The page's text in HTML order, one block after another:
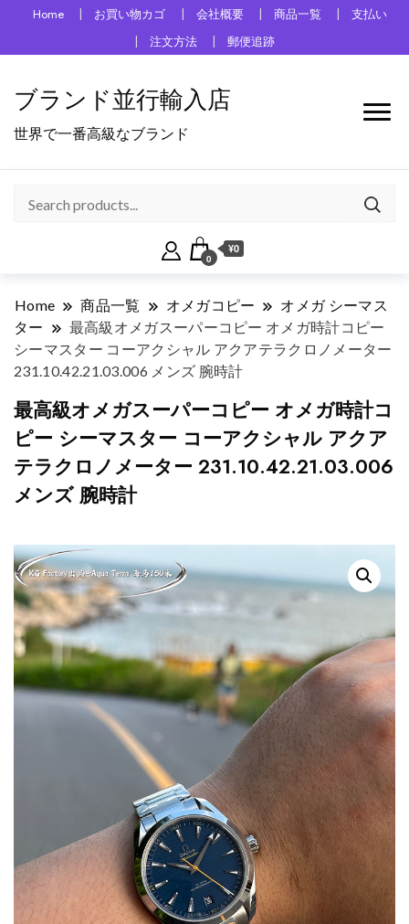
Home お買い物カゴ 会社概要 商品一覧
支払い
注文方法
郵便追跡
ブランド並行輸入店
世界で一番高級なブランド
0
¥0
Home 商品一覧 オメガコピー
オメガ シーマス
ター
最高級オメガスーパーコピー オメガ時計コピー
シーマスター コーアクシャル アクアテラクロノメーター
231.10.42.21.03.006 メンズ 腕時計
最高級オメガスーパーコピー オメガ時計コ
ピー シーマスター コーアクシャル アクア
テラクロノメーター 231.10.42.21.03.006
メンズ 腕時計